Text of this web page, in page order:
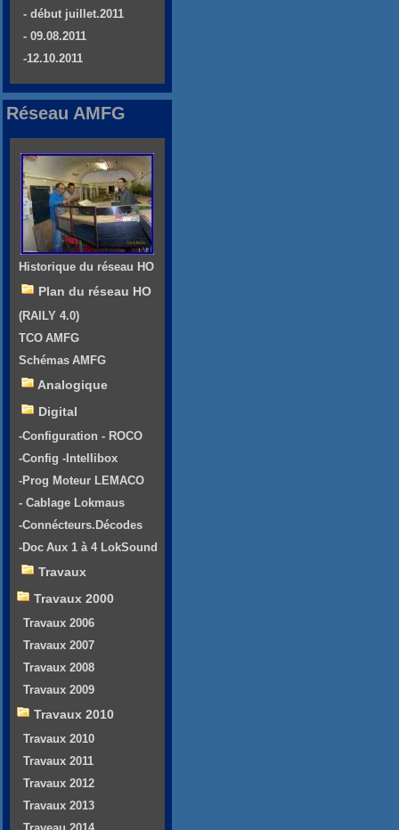
- début juillet.2011
- 09.08.2011
-12.10.2011
Réseau AMFG
Historique du réseau HO
Plan du réseau HO
(RAILY 4.0)
TCO AMFG
Schémas AMFG
Analogique
Digital
-Configuration - ROCO
-Config -Intellibox
-Prog Moteur LEMACO
- Cablage Lokmaus
-Connécteurs.Décodes
-Doc Aux 1 à 4 LokSound
Travaux
Travaux 2000
Travaux 2006
Travaux 2007
Travaux 2008
Travaux 2009
Travaux 2010
Travaux 2010
Travaux 2011
Travaux 2012
Travaux 2013